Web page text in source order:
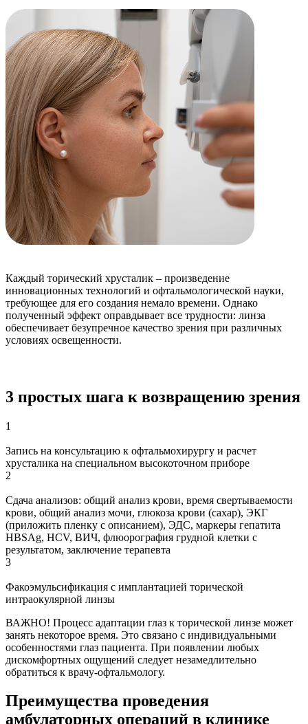
Каждый торический хрусталик – произведение
инновационных технологий и офтальмологической науки,
требующее для его создания немало времени. Однако
полученный эффект оправдывает все трудности: линза
обеспечивает безупречное качество зрения при различных
условиях освещенности.
3 простых шага к возвращению зрения
1
Запись на консультацию к офтальмохирургу и расчет
хрусталика на специальном высокоточном приборе
2
Сдача анализов: общий анализ крови, время свертываемости
крови, общий анализ мочи, глюкоза крови (сахар), ЭКГ
(приложить пленку с описанием), ЭДС, маркеры гепатита
HBSAg, HCV, ВИЧ, флюорография грудной клетки с
результатом, заключение терапевта
3
Факоэмульсификация с имплантацией торической
интраокулярной линзы
ВАЖНО! Процесс адаптации глаз к торической линзе может
занять некоторое время. Это связано с индивидуальными
особенностями глаз пациента. При появлении любых
дискомфортных ощущений следует незамедлительно
обратиться к врачу-офтальмологу.
Преимущества проведения
амбулаторных операций в клинике